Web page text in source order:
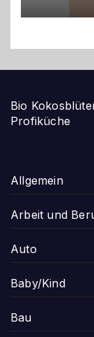
Bio
Profiküche
Allgemein
Arbeit und
Auto
Baby/Kind
Bau